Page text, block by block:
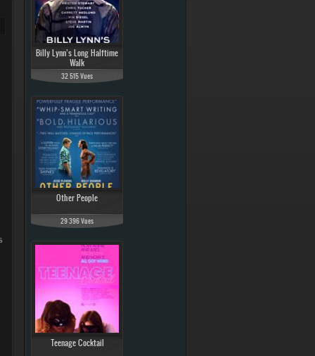
complet, regarder Le Retour du héros
Billy Lynn’s Long Halftime
Walk
32 515 Vues
Other People
29 396 Vues
Teenage Cocktail